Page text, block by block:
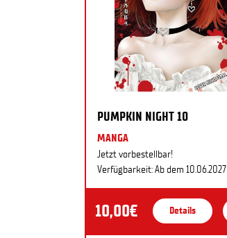
PUMPKIN NIGHT 10
MANGA
Jetzt vorbestellbar!
Verfügbarkeit: Ab dem 10.06.2027
10,00€ Details